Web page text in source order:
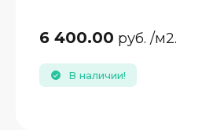
6 400.00 руб. /м2.
В наличии!